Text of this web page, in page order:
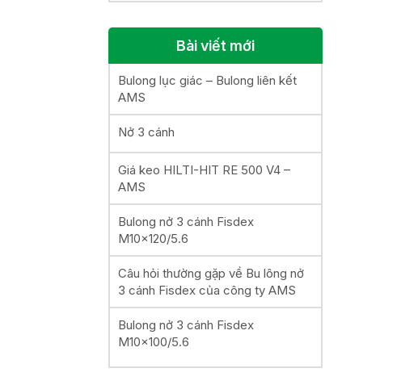
Bài viết mới
Bulong lục giác – Bulong liên kết
AMS
Nở 3 cánh
Giá keo HILTI-HIT RE 500 V4 –
AMS
Bulong nở 3 cánh Fisdex
M10x120/5.6
Câu hỏi thường gặp về Bu lông nở
3 cánh Fisdex của công ty AMS
Bulong nở 3 cánh Fisdex
M10x100/5.6